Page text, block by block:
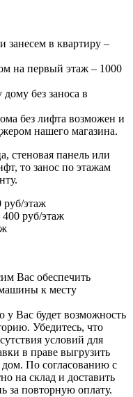
занесем в квартиру –
на первый этаж – 1000
без заноса в
без лифта возможен и
нашего магазина.
стеновая панель или
то занос по этажам
руб/этаж
руб/этаж
Вас обеспечить
к месту
у Вас будет возможность
Убедитесь, что
условий для
в праве выгрузить
дом. По согласованию с
на склад и доставить
за повторную оплату.